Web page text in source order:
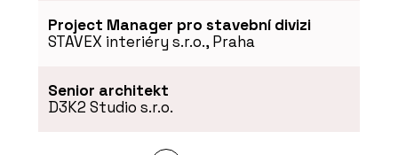
Project Manager pro stavební divizi
STAVEX interiéry s.r.o., Praha
Senior architekt
D3K2 Studio s.r.o.